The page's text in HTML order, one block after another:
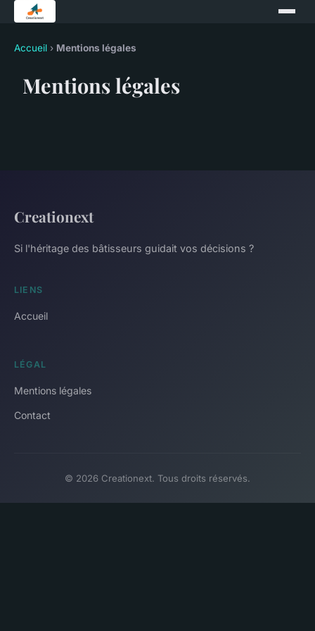
Accueil › Mentions légales
Mentions légales
Creationext
Si l'héritage des bâtisseurs guidait vos décisions ?
LIENS
Accueil
LÉGAL
Mentions légales
Contact
© 2026 Creationext. Tous droits réservés.